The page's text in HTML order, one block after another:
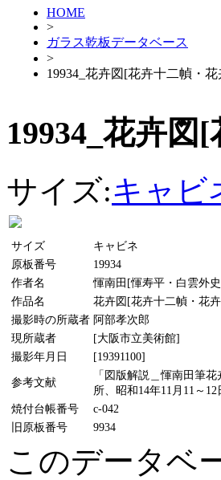
HOME
>
ガラス乾板データベース
>
19934_花卉図[花卉十二幀・
19934_花卉図
サイズ:キャビ
サイズ
キャビネ
原板番号
19934
作者名
惲南田[惲寿平・白雲外
作品名
花卉図[花卉十二幀・花
撮影時の所蔵者 阿部孝次郎
現所蔵者
[大阪市立美術館]
撮影年月日
[19391100]
参考文献
「図版解説＿惲南田筆
所、昭和14年11月11～
焼付台帳番号
c-042
旧原板番号
9934
このデータベ